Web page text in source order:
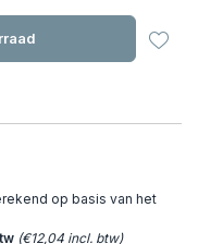
op basis van het
(€12,04 incl. btw)